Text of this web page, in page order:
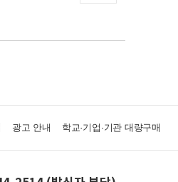
광고 안내 학교·기업·기관 대량구매